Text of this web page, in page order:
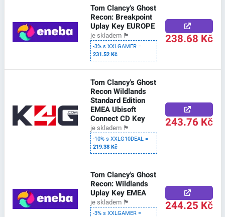
Tom Clancy's Ghost
Recon: Breakpoint
Uplay Key EUROPE
je skladem 🏴
-3% s XXLGAMER =
231.52 Kč
238.68 Kč
Tom Clancy's Ghost
Recon Wildlands
Standard Edition
EMEA Ubisoft
Connect CD Key
je skladem 🏴
-10% s XXLG10DEAL =
219.38 Kč
243.76 Kč
Tom Clancy's Ghost
Recon: Wildlands
Uplay Key EMEA
je skladem 🏴
-3% s XXLGAMER =
244.25 Kč